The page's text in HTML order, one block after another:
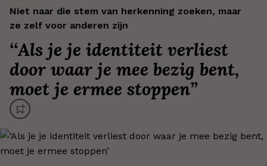
Niet naar die stem van herkenning zoeken, maar
ze zelf voor anderen zijn
‘‘Als je je identiteit verliest
door waar je mee bezig bent,
moet je ermee stoppen’’